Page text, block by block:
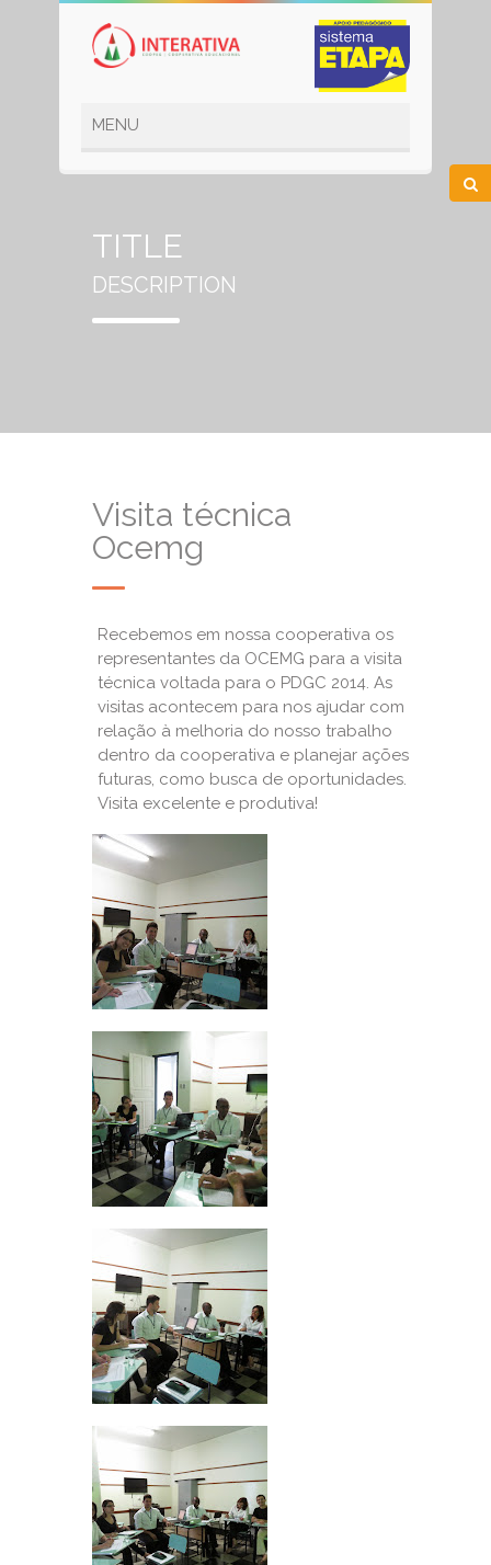
TITLE
DESCRIPTION
Visita técnica
Ocemg
Recebemos em nossa cooperativa os
representantes da OCEMG para a visita
técnica voltada para o PDGC 2014. As
visitas acontecem para nos ajudar com
relação à melhoria do nosso trabalho
dentro da cooperativa e planejar ações
futuras, como busca de oportunidades.
Visita excelente e produtiva!